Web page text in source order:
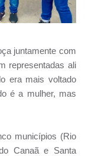
juntamente com
representadas ali
era mais voltado
é a mulher, mas
municípios (Rio
Canaã e Santa